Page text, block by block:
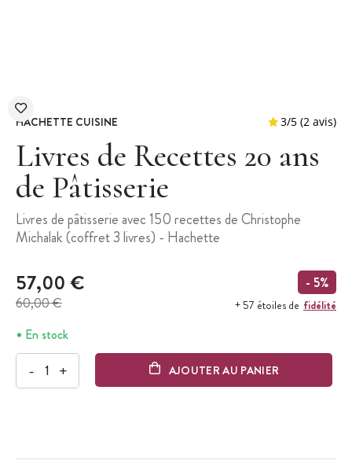
HACHETTE CUISINE
Livres de Recettes 20 ans
de Pâtisserie
Livres de pâtisserie avec 150 recettes de Christophe
Michalak (coffret 3 livres) - Hachette
57,00 €
60,00 €
- 5%
+ 57 étoiles de fidélité
En stock
- + AJOUTER AU PANIER